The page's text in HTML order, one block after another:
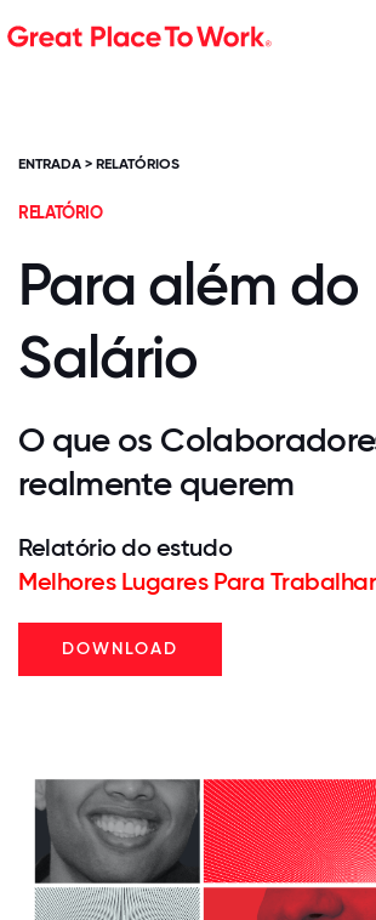
ENTRADA > RELATÓRIOS
RELATÓRIO
Para além do
Salário
O que os
realmente querem
Relatório do estudo
Melhores Lugares Para Trabalhar
DOWNLOAD